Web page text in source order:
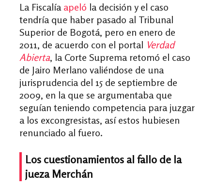
La Fiscalía apeló la decisión y el caso
tendría que haber pasado al Tribunal
Superior de Bogotá, pero en enero de
2011, de acuerdo con el portal Verdad
Abierta, la Corte Suprema retomó el caso
de Jairo Merlano valiéndose de una
jurisprudencia del 15 de septiembre de
2009, en la que se argumentaba que
seguían teniendo competencia para juzgar
a los excongresistas, así estos hubiesen
renunciado al fuero.
Los cuestionamientos al fallo de la
jueza Merchán